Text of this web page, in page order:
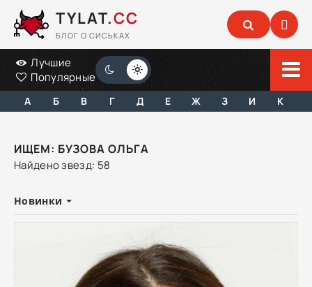
TYLAT.CC
БЛОГ О СИСЬКАХ
Лучшие
Популярные
А Б В Г Д Е Ж З И К
ИЩЕМ: БУЗОВА ОЛЬГА
Найдено звезд: 58
Новинки